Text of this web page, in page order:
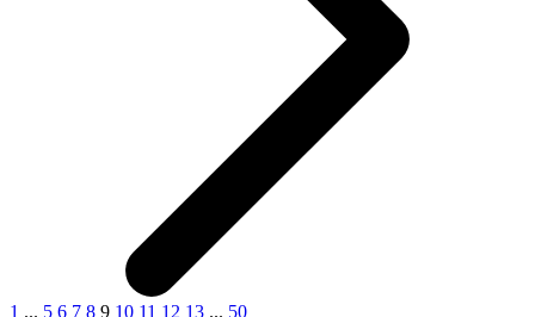
1 ... 5 6 7 8 9 10 11 12 13 ... 50